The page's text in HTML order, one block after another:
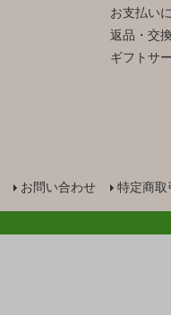
お支払い
返品・交
ギフトサ
お問い合わせ 特定商取